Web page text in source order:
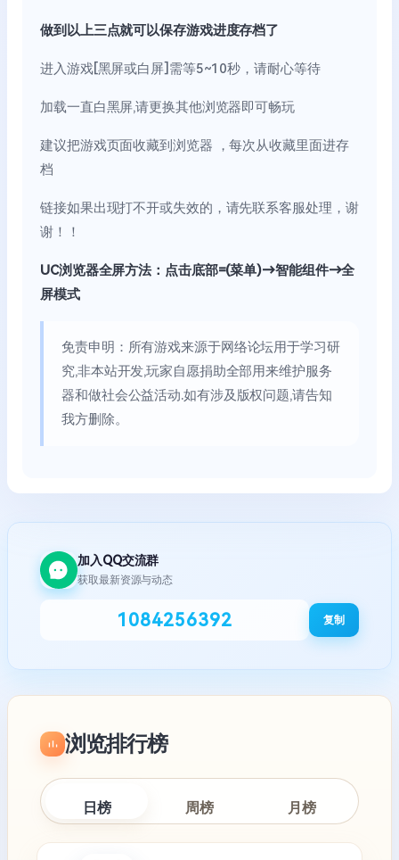
做到以上三点就可以保存游戏进度存档了
进入游戏[黑屏或白屏]需等5~10秒，请耐心等待
加载一直白黑屏,请更换其他浏览器即可畅玩
建议把游戏页面收藏到浏览器 ，每次从收藏里面进存
档
链接如果出现打不开或失效的，请先联系客服处理，谢
谢！！
UC浏览器全屏方法：点击底部=(菜单)→智能组件→全
屏模式
免责申明：所有游戏来源于网络论坛用于学习研
究,非本站开发,玩家自愿捐助全部用来维护服务
器和做社会公益活动.如有涉及版权问题,请告知
我方删除。
加入QQ交流群
获取最新资源与动态
1084256392 复制
浏览排行榜
日榜 周榜 月榜